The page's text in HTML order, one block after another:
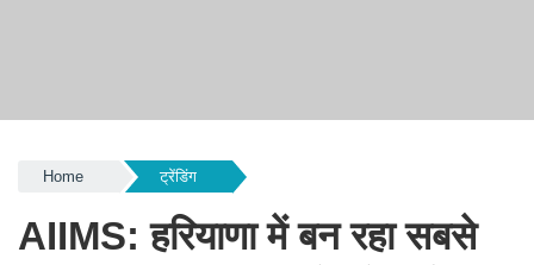
Home ट्रेंडिंग
AIIMS: हरियाणा में बन रहा सबसे